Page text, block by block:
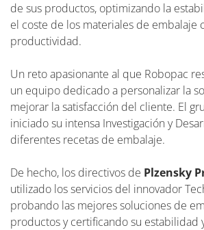
de sus productos, optimizando la
el coste de los materiales de embalaje
productividad.
Un reto apasionante al que Robopac
un equipo dedicado a personalizar la
mejorar la satisfacción del cliente. El
iniciado su intensa Investigación y
diferentes recetas de embalaje.
De hecho, los directivos de Plzensky
utilizado los servicios del innovador
probando las mejores soluciones de
productos y certificando su estabilidad